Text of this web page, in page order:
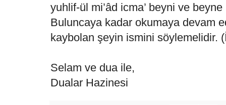
yuhlif-ül mi’âd icma’ beyni ve
Buluncaya kadar okumaya devam
kaybolan şeyin ismini söylemelidir.
Selam ve dua ile,
Dualar Hazinesi